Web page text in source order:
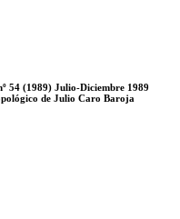
54 (1989) Julio-Diciembre 1989
de Julio Caro Baroja